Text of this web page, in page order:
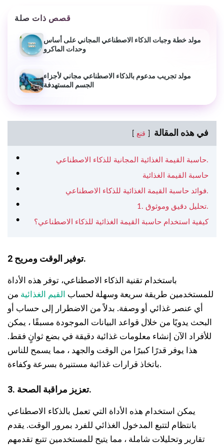
قصص ذات صلة
مولد خطة وجبات الذكاء الاصطناعي المجاني على أساس
وحدات الماكرو
مولد تجريب مدعوم بالذكاء الاصطناعي مجاني لأجزاء
الجسم المستهدفة
في هذه المقالة قنع
حاسبة القيمة الغذائية المجانية للذكاء الاصطناعي.
حاسبة القيمة الغذائية
فوائد حاسبة القيمة الغذائية للذكاء الاصطناعي.
1. تحليل دقيق وموثوق.
كيفية استخدام حاسبة القيمة الغذائية للذكاء الاصطناعي؟
2 توفير الوقت ومريح.
باستخدام تقنية الذكاء الاصطناعي، توفر هذه الأداة
للمستخدمين طريقة سريعة وسهلة لحساب
القيم الغذائية من
أي عنصر غذائي أو وصفة. بدلاً من الاضطرار إلى حساب أو
البحث يدويًا من خلال قواعد البيانات الموجودة مسبقًا ، يمكن
للأفراد الآن إنشاء معلومات غذائية دقيقة في بضع ثوانٍ فقط.
هذا يوفر قدرًا كبيرًا من الوقت والجهد ، مما يسمح للناس
باتخاذ قرارات غذائية مستنيرة بسرعة وكفاءة.
3. تعزيز مراقبة الصحة.
يمكن استخدام هذه الأداة التي تعمل بالذكاء الاصطناعي
بانتظام لتتبع المدخول الغذائي للفرد بمرور الوقت. يقدم
تقارير وتحليلات شاملة ، مما يتيح للمستخدمين تتبع تقدمهم